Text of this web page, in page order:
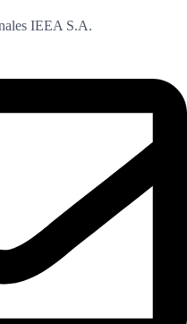
IEEA S.A.